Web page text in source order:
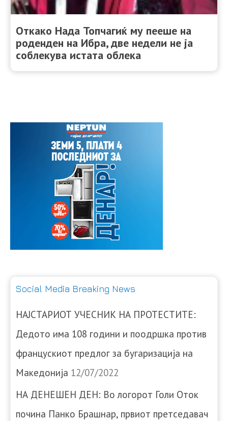
Откако Нада Топчагиќ му пееше на
роденден на Ибра, две недели не ја
соблекува истата облека
Social Media Breaking News
НАЈСТАРИОТ УЧЕСНИК НА ПРОТЕСТИТЕ:
Дедото има 108 години и поодршка против
францускиот предлог за бугаризација на
Македонија 12/07/2022
НА ДЕНЕШЕН ДЕН: Во логорот Голи Оток
почина Панко Брашнар, првиот претседавач